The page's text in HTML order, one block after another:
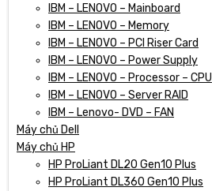
IBM – LENOVO – Mainboard
IBM – LENOVO – Memory
IBM – LENOVO – PCI Riser Card
IBM – LENOVO – Power Supply
IBM – LENOVO – Processor – CPU
IBM – LENOVO – Server RAID
IBM – Lenovo- DVD – FAN
Máy chủ Dell
Máy chủ HP
HP ProLiant DL20 Gen10 Plus
HP ProLiant DL360 Gen10 Plus